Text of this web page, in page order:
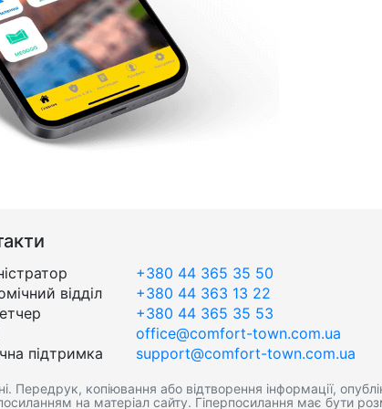
+380 44 365 35 50
відділ
+380 44 363 13 22
+380 44 365 35 53
office@comfort-town.com.ua
підтримка
support@comfort-town.com.ua
копіювання або відтворення інформації,
на матеріал сайту. Гіперпосилання має бути